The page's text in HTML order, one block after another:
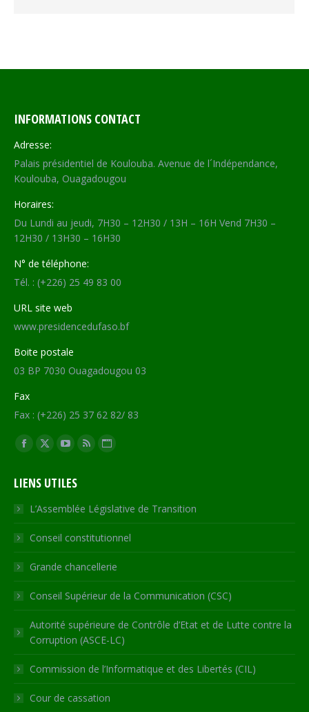
INFORMATIONS CONTACT
Adresse:
Palais présidentiel de Koulouba. Avenue de l´Indépendance,
Koulouba, Ouagadougou
Horaires:
Du Lundi au jeudi, 7H30 – 12H30 / 13H – 16H Vend 7H30 –
12H30 / 13H30 – 16H30
N° de téléphone:
Tél. : (+226) 25 49 83 00
URL site web
www.presidencedufaso.bf
Boite postale
03 BP 7030 Ouagadougou 03
Fax
Fax : (+226) 25 37 62 82/ 83
Trouvez nous sur :
Facebook
opens
in
new
window
X
opens
in
new
window
YouTube
opens
in
new
window
RSS
in
new
window
Site
opens
in
new
LIENS UTILES
L’Assemblée Législative de Transition
Conseil constitutionnel
Grande chancellerie
Conseil Supérieur de la Communication (CSC)
Autorité supérieure de Contrôle d’Etat et de Lutte contre la
Corruption (ASCE-LC)
Commission de l’Informatique et des Libertés (CIL)
Cour de cassation